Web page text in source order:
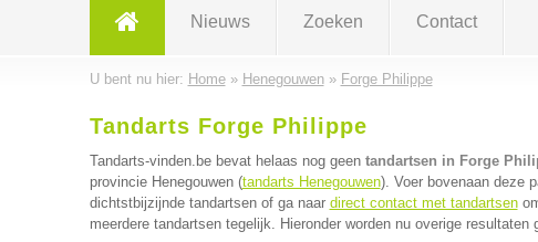
Nieuws Zoeken Contact
U bent nu hier: Home» Henegouwen» Forge Philippe
Tandarts Forge Philippe
Tandarts-vinden.be bevat helaas nog geen tandartsen in Forge
provincie Henegouwen (tandarts Henegouwen). Voer bovenaan deze
dichtstbijzijnde tandartsen of ga naar direct contact met tandartsen
meerdere tandartsen tegelijk. Hieronder worden nu overige resultaten